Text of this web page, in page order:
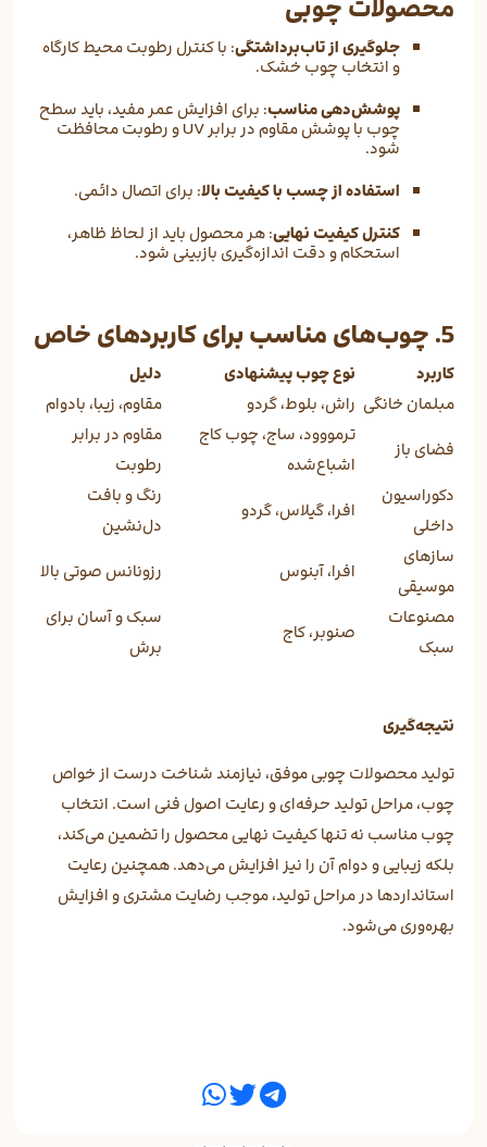
جلوگیری از تاب‌برداشتگی: با کنترل رطوبت محیط کارگاه
و انتخاب چوب خشک.
پوشش‌دهی مناسب: برای افزایش عمر مفید، باید سطح
چوب با پوشش مقاوم در برابر UV و رطوبت محافظت
شود.
استفاده از چسب با کیفیت بالا: برای اتصال دائمی.
کنترل کیفیت نهایی: هر محصول باید از لحاظ ظاهر،
استحکام و دقت اندازه‌گیری بازبینی شود.
5. چوب‌های مناسب برای کاربردهای خاص
کاربرد نوع چوب پیشنهادی
دلیل
مبلمان خانگی راش، بلوط، گردو
مقاوم، زیبا، بادوام
فضای باز
ترمووود، ساج، چوب کاج
اشباع‌شده
مقاوم در برابر
رطوبت
دکوراسیون
داخلی
افرا، گیلاس، گردو
رنگ و بافت
دل‌نشین
سازهای
موسیقی
افرا، آبنوس
رزونانس صوتی بالا
مصنوعات
سبک
صنوبر، کاج
سبک و آسان برای
برش
نتیجه‌گیری
تولید محصولات چوبی موفق، نیازمند شناخت درست از خواص
چوب، مراحل تولید حرفه‌ای و رعایت اصول فنی است. انتخاب
چوب مناسب نه تنها کیفیت نهایی محصول را تضمین می‌کند،
بلکه زیبایی و دوام آن را نیز افزایش می‌دهد. همچنین رعایت
استانداردها در مراحل تولید، موجب رضایت مشتری و افزایش
بهره‌وری می‌شود.